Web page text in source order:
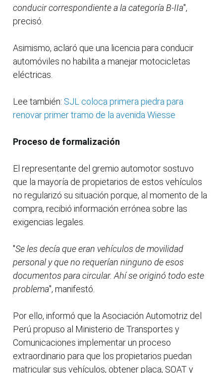
conducir correspondiente a la categoría B-IIa",
precisó.
Asimismo, aclaró que una licencia para conducir
automóviles no habilita a manejar motocicletas
eléctricas.
Lee también: SJL coloca primera piedra para
renovar primer tramo de la avenida Wiesse
Proceso de formalización
El representante del gremio automotor sostuvo
que la mayoría de propietarios de estos vehículos
no regularizó su situación porque, al momento de la
compra, recibió información errónea sobre las
exigencias legales.
"Se les decía que eran vehículos de movilidad
personal y que no requerían ninguno de esos
documentos para circular. Ahí se originó todo este
problema", manifestó.
Por ello, informó que la Asociación Automotriz del
Perú propuso al Ministerio de Transportes y
Comunicaciones implementar un proceso
extraordinario para que los propietarios puedan
matricular sus vehículos, obtener placa, SOAT y